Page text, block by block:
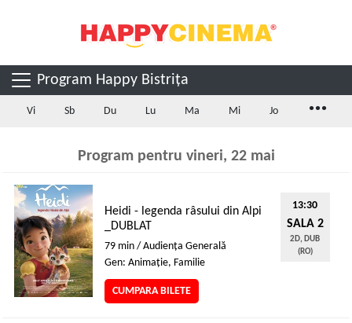
Program Happy Bistrița
Vi Sb Du Lu Ma Mi Jo ...
Program pentru vineri, 22 mai
Heidi - legenda râsului din Alpi
_DUBLAT
79 min / Audienţa Generală
Gen: Animaţie, Familie
CUMPARA BILETE
13:30
SALA 2
2D, DUB
(RO)